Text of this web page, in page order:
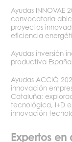
Expertos
Ayudas INNOVAE
convocatoria
proyectos
eficiencia
Ayudas inversión
productiva
Ayudas ACCIÓ
innovación
Cataluña:
tecnológica, I+D e
innovación